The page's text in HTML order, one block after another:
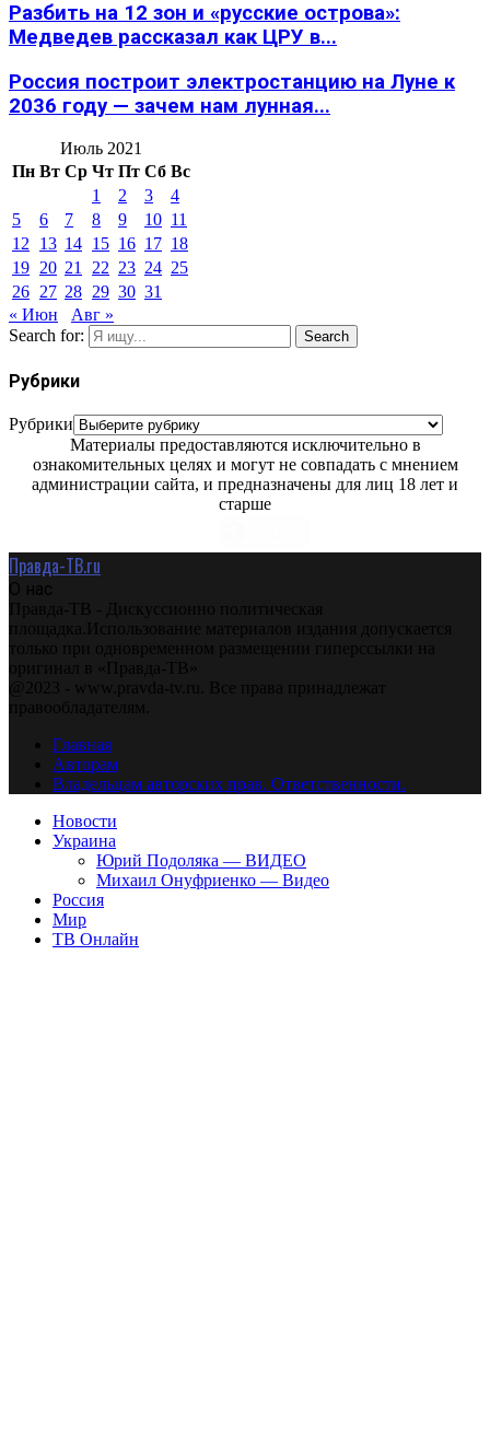
Разбить на 12 зон и «русские острова»:
Медведев рассказал как ЦРУ в...
Россия построит электростанцию на Луне к
2036 году — зачем нам лунная...
Июль 2021
Пн Вт Ср Чт Пт Сб Вс
1
2 3
4
5
6 7 8 9 10 11
12
13 14 15 16 17 18
19 20 21 22 23 24 25
26 27 28 29 30 31
« Июн
Авг »
Search for:
Search
Рубрики
Рубрики
Материалы предоставляются исключительно в
ознакомительных целях и могут не совпадать с мнением
администрации сайта, и предназначены для лиц 18 лет и
старше
Правда-ТВ.ru
О нас
Правда-ТВ - Дискуссионно политическая
площадка.Использование материалов издания допускается
только при одновременном размещении гиперссылки на
оригинал в «Правда-ТВ»
@2023 - www.pravda-tv.ru. Все права принадлежат
правообладателям.
Главная
Авторам
Владельцам авторских прав. Ответственности.
Новости
Украина
Юрий Подоляка — ВИДЕО
Михаил Онуфриенко — Видео
Россия
Мир
ТВ Онлайн